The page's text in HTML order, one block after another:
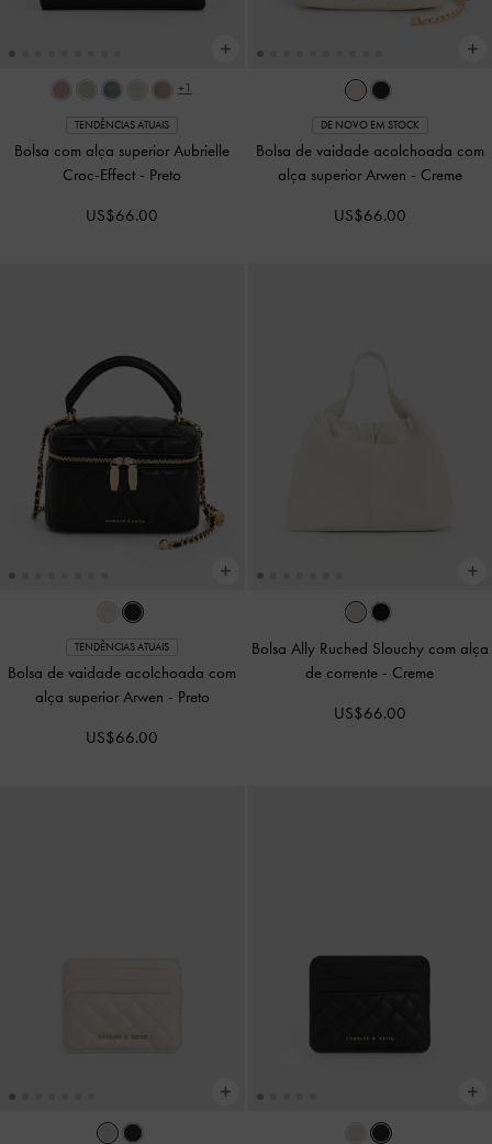
+1
TENDÊNCIAS ATUAIS
Bolsa com alça superior Aubrielle
Croc-Effect - Preto
US$66.00
DE NOVO EM STOCK
Bolsa de vaidade acolchoada com
alça superior Arwen - Creme
US$66.00
TENDÊNCIAS ATUAIS
Bolsa de vaidade acolchoada com
alça superior Arwen - Preto
US$66.00
Bolsa Ally Ruched Slouchy com alça
de corrente - Creme
US$66.00